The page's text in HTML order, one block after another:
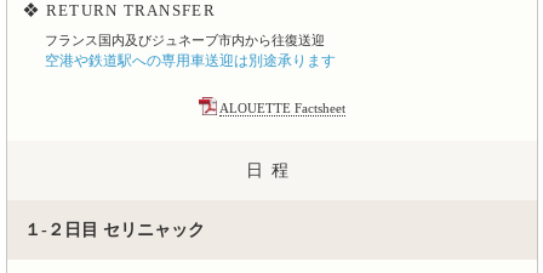
❖ RETURN TRANSFER
空港や鉄道駅への専用車送迎は別途承ります
ALOUETTE Factsheet
日程
１-２日目 セリニャック